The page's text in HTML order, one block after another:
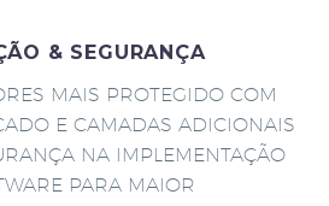
& SEGURANÇA
MAIS PROTEGIDO COM
E CAMADAS ADICIONAIS
NA IMPLEMENTAÇÃO
PARA MAIOR